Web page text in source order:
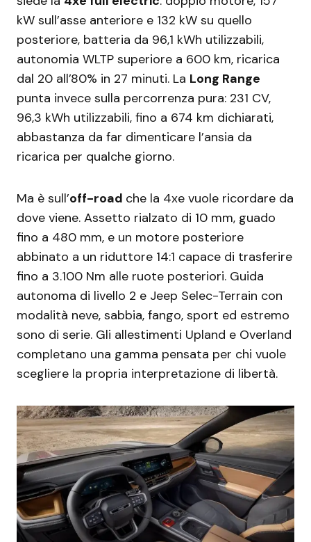
kW sull’asse anteriore e 132 kW su quello
posteriore, batteria da 96,1 kWh utilizzabili,
autonomia WLTP superiore a 600 km, ricarica
dal 20 all’80% in 27 minuti. La Long Range
punta invece sulla percorrenza pura: 231 CV,
96,3 kWh utilizzabili, fino a 674 km dichiarati,
abbastanza da far dimenticare l’ansia da
ricarica per qualche giorno.
Ma è sull’off-road che la 4xe vuole ricordare da
dove viene. Assetto rialzato di 10 mm, guado
fino a 480 mm, e un motore posteriore
abbinato a un riduttore 14:1 capace di trasferire
fino a 3.100 Nm alle ruote posteriori. Guida
autonoma di livello 2 e Jeep Selec-Terrain con
modalità neve, sabbia, fango, sport ed estremo
sono di serie. Gli allestimenti Upland e Overland
completano una gamma pensata per chi vuole
scegliere la propria interpretazione di libertà.